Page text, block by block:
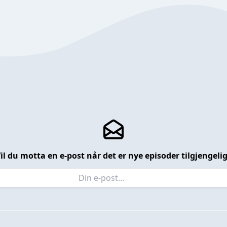
du motta en e-post når det er nye episoder